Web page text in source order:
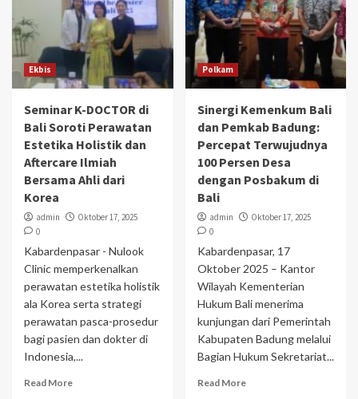
Ekbis
Seminar K-DOCTOR di
Bali Soroti Perawatan
Estetika Holistik dan
Aftercare Ilmiah
Bersama Ahli dari
Korea
admin
Oktober 17, 2025
0
Kabardenpasar - Nulook
Clinic memperkenalkan
perawatan estetika holistik
ala Korea serta strategi
perawatan pasca-prosedur
bagi pasien dan dokter di
Indonesia,...
Read More
Polkam
Sinergi Kemenkum Bali
dan Pemkab Badung:
Percepat Terwujudnya
100 Persen Desa
dengan Posbakum di
Bali
admin
Oktober 17, 2025
0
Kabardenpasar, 17
Oktober 2025 – Kantor
Wilayah Kementerian
Hukum Bali menerima
kunjungan dari Pemerintah
Kabupaten Badung melalui
Bagian Hukum Sekretariat...
Read More